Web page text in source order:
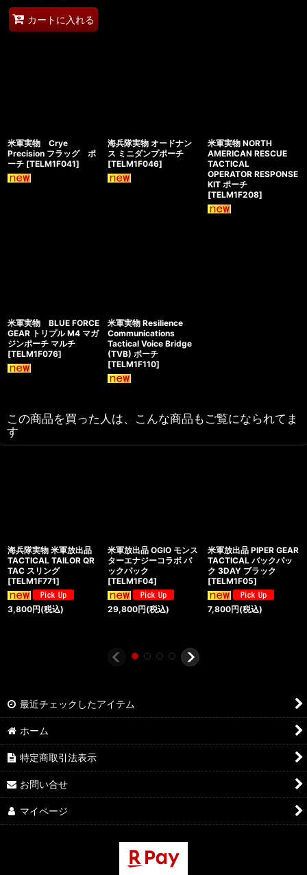
カートに入れる
米軍実物 Crye
Precision フラッグ ポ
ーチ [TELM1F041]
海兵隊実物 オードナン
ス ミニダンプポーチ
[TELM1F046]
米軍実物 NORTH
AMERICAN RESCUE
TACTICAL
OPERATOR RESPONSE
KIT ポーチ
[TELM1F208]
米軍実物 BLUE FORCE
GEAR トリプル M4 マガ
ジンポーチ マルチ
[TELM1F076]
米軍実物 Resilience
Communications
Tactical Voice Bridge
(TVB) ポーチ
[TELM1F110]
この商品を買った人は、こんな商品もご覧になられてま
す
海兵隊実物 米軍放出品
TACTICAL TAILOR QR
TAC スリング
[TELM1F771]
3,800円(税込)
米軍放出品 OGIO モンス
ターエナジーコラボ バ
ックパック
[TELM1F04]
29,800円(税込)
米軍放出品 PIPER GEAR
TACTICAL バックパッ
ク 3DAY ブラック
[TELM1F05]
7,800円(税込)
最近チェックしたアイテム
ホーム
特定商取引法表示
お問い合せ
マイページ